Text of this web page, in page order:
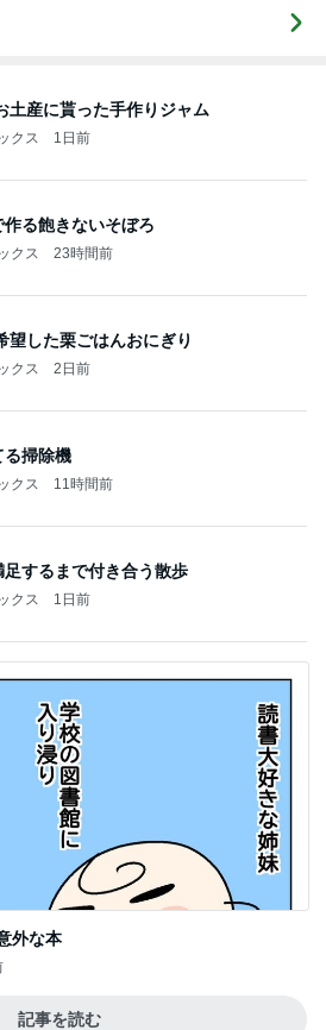
土産に貰った手作りジャム
クス 1日前
る飽きないそぼろ
クス 23時間前
望した栗ごはんおにぎり
クス 2日前
る掃除機
クス 11時間前
足するまで付き合う散歩
クス 1日前
外な本
記事を読む